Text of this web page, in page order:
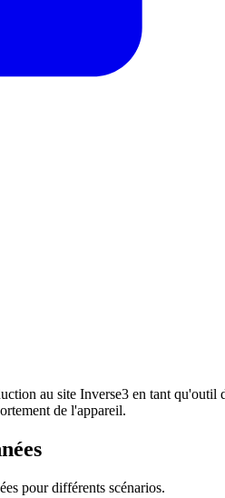
au site Inverse3 en tant
de l'appareil.
pour différents scénarios.